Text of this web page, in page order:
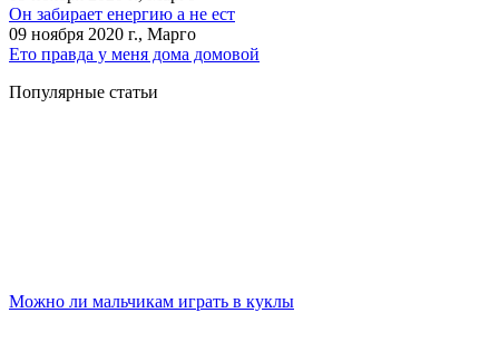
Он забирает енергию а не ест
09 ноября 2020 г., Марго
Ето правда у меня дома домовой
Популярные статьи
Можно ли мальчикам играть в куклы